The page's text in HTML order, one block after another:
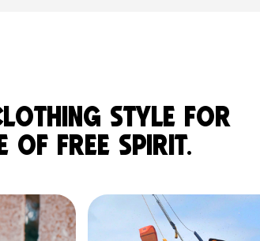
style for
of free spirit.